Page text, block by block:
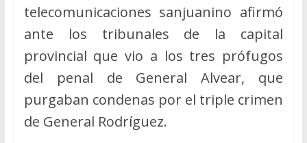
telecomunicaciones sanjuanino afirmó
ante los tribunales de la capital
provincial que vio a los tres prófugos
del penal de General Alvear, que
purgaban condenas por el triple crimen
de General Rodríguez.